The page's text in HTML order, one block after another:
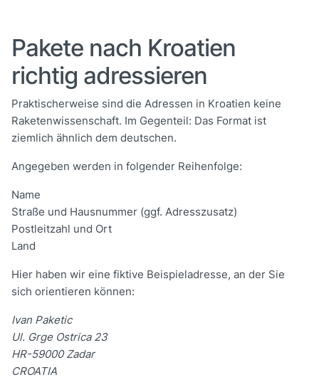
Pakete nach Kroatien
richtig adressieren
Praktischerweise sind die Adressen in Kroatien keine
Raketenwissenschaft. Im Gegenteil: Das Format ist
ziemlich ähnlich dem deutschen.
Angegeben werden in folgender Reihenfolge:
Name
Straße und Hausnummer (ggf. Adresszusatz)
Postleitzahl und Ort
Land
Hier haben wir eine fiktive Beispieladresse, an der Sie
sich orientieren können:
Ivan Paketic
Ul. Grge Ostrica 23
HR-59000 Zadar
CROATIA